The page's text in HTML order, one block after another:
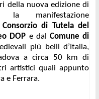
manifestazione
Consorzio di Tutela del
DOP e dal Comune di
più belli d’Italia,
a circa 50 km di
artistici quali appunto
e Ferrara.